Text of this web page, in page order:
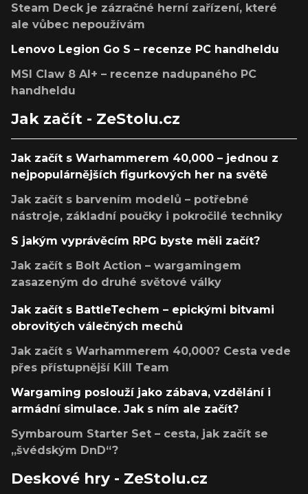
Steam Deck je zázračné herní zařízení, které
ale vůbec nepoužívám
Lenovo Legion Go S – recenze PC handheldu
MSI Claw 8 AI+ – recenze nadupaného PC
handheldu
Jak začít - ZeStolu.cz
Jak začít s Warhammerem 40,000 – jednou z
nejpopulárnějších figurkových her na světě
Jak začít s barvením modelů – potřebné
nástroje, základní poučky i pokročilé techniky
S jakým vyprávěcím RPG byste měli začít?
Jak začít s Bolt Action – wargamingem
zasazeným do druhé světové války
Jak začít s BattleTechem – epickými bitvami
obrovitých válečných mechů
Jak začít s Warhammerem 40,000? Cesta vede
přes přístupnější Kill Team
Wargaming poslouží jako zábava, vzdělání i
armádní simulace. Jak s ním ale začít?
Symbaroum Starter Set – cesta, jak začít se
„švédským DnD“?
Deskové hry - ZeStolu.cz